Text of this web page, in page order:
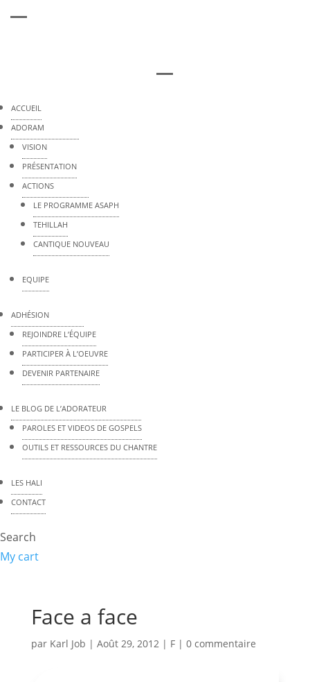
ACCUEIL
ADORAM
VISION
PRÉSENTATION
ACTIONS
LE PROGRAMME ASAPH
TEHILLAH
CANTIQUE NOUVEAU
EQUIPE
ADHÉSION
REJOINDRE L’ÉQUIPE
PARTICIPER À L’OEUVRE
DEVENIR PARTENAIRE
LE BLOG DE L’ADORATEUR
PAROLES ET VIDEOS DE GOSPELS
OUTILS ET RESSOURCES DU CHANTRE
LES HALI
CONTACT
Search
My cart
Face a face
par Karl Job | Août 29, 2012| F| 0 commentaire